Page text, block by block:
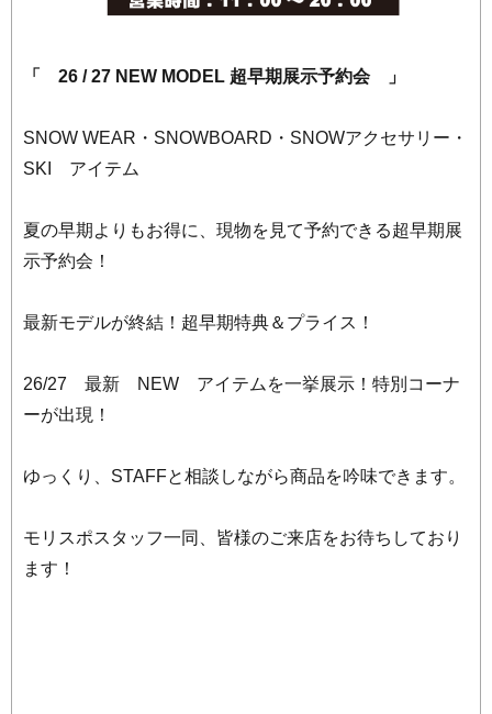
「 26 / 27 NEW MODEL 超早期展示予約会 」
SNOW WEAR・SNOWBOARD・SNOWアクセサリー・
SKI アイテム
夏の早期よりもお得に、現物を見て予約できる超早期展
示予約会！
最新モデルが終結！超早期特典＆プライス！
26/27 最新 NEW アイテムを一挙展示！特別コーナ
ーが出現！
ゆっくり、STAFFと相談しながら商品を吟味できます。
モリスポスタッフ一同、皆様のご来店をお待ちしており
ます！